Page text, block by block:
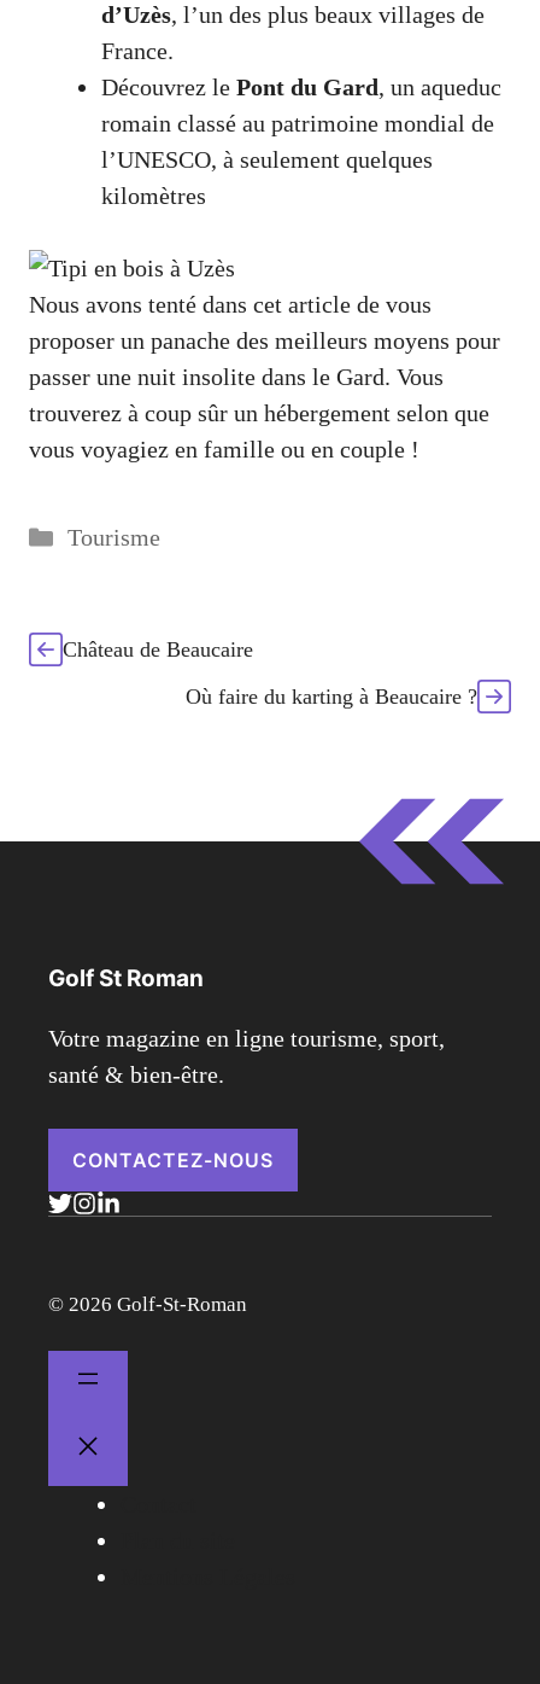
d’Uzès, l’un des plus beaux villages de
France.
Découvrez le Pont du Gard, un aqueduc
romain classé au patrimoine mondial de
l’UNESCO, à seulement quelques
kilomètres
Nous avons tenté dans cet article de vous
proposer un panache des meilleurs moyens pour
passer une nuit insolite dans le Gard. Vous
trouverez à coup sûr un hébergement selon que
vous voyagiez en famille ou en couple !
Catégories
Tourisme
Château de Beaucaire
Où faire du karting à Beaucaire ?
Golf St Roman
Votre magazine en ligne tourisme, sport,
santé & bien-être.
CONTACTEZ-NOUS
© 2026 Golf-St-Roman